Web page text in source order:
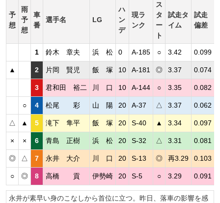
予
想
雨
予
想
車
番
選手名 LG
ハ
ン
デ
現ラ
ンク
ス
タ
ー
ト
試走タ
イム
試走
偏差
1 鈴木 章夫 浜 松 0 A-185 ○ 3.42 0.099
▲ 2 片岡 賢児 飯 塚 10 A-181 ◎ 3.37 0.074
3 君和田 裕二 川 口 10 A-144 ○ 3.35 0.082
○ 4 松尾 彩 山 陽 20 A-37 △ 3.37 0.062
△ ▲ 5 滝下 隼平 飯 塚 20 S-40 ▲ 3.34 0.097
× × 6 青島 正樹 浜 松 20 S-32 △ 3.31 0.081
◎ △ 7 永井 大介 川 口 20 S-13 ◎ 再3.29 0.103
○ ◎ 8 高橋 貢 伊勢崎 20 S-5 ○ 3.29 0.091
永井が素早い身のこなしから首位に立つ。昨日、落車の影響を感